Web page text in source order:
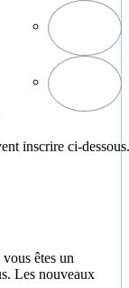
inscrire ci-dessous.
êtes un
Les nouveaux